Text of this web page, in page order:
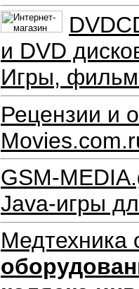
и DVD
Игры,
Рецензии и
GSM-
Java-игры